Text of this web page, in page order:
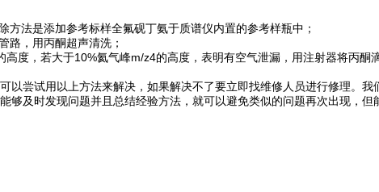
法是添加参考标样全氟砚丁氨于质谱仪内置的参考样瓶中；
，用丙酮超声清洗；
，若大于10%氦气峰m/z4的高度，表明有空气泄漏，用注射器将丙酮
以尝试用以上方法来解决，如果解决不了要立即找维修人员进行修理。
够及时发现问题并且总结经验方法，就可以避免类似的问题再次出现，